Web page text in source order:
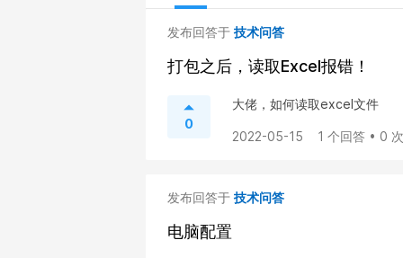
发布回答于 技术问答
打包之后，读取Excel报错！
0
大佬，如何读取excel文件
2022-05-15 1 个回答 • 0
发布回答于 技术问答
电脑配置